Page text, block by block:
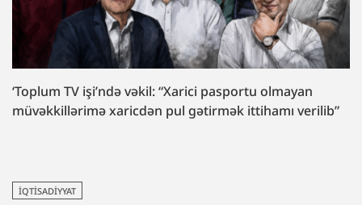
‘Toplum TV işi’ndə vəkil: “Xarici pasportu olmayan
müvəkkillərimə xaricdən pul gətirmək ittihamı verilib”
İQTISADIYYAT